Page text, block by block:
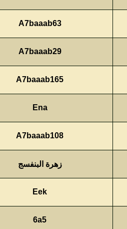
A7baaab63
A7baaab29
A7baaab165
A7baaab108
زهرة البنفسج